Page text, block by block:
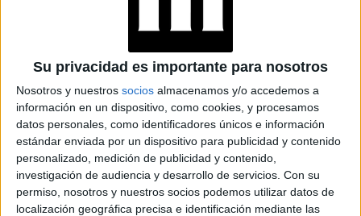
Su privacidad es importante para nosotros
Nosotros y nuestros socios almacenamos y/o accedemos a
información en un dispositivo, como cookies, y procesamos
datos personales, como identificadores únicos e información
estándar enviada por un dispositivo para publicidad y contenido
personalizado, medición de publicidad y contenido,
investigación de audiencia y desarrollo de servicios. Con su
permiso, nosotros y nuestros socios podemos utilizar datos de
localización geográfica precisa e identificación mediante las
Caras Noticias
Hombre
Parabrisas
Look
Luz Mía Lunateen Break BATimes
© Perfil.com 2006-2019 - Todos los derechos reservados
Registro de Propiedad Intelectual: Nro. 5346433